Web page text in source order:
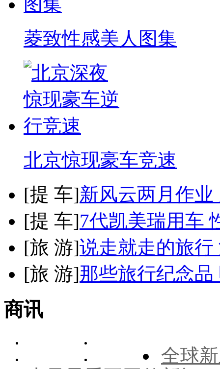
菱致性感美人图集
北京惊现豪车竞速
[提 车]新风云两月作
[提 车]7代凯美瑞用车
[旅 游]说走就走的旅
[旅 游]那些旅行纪念
商讯
全球